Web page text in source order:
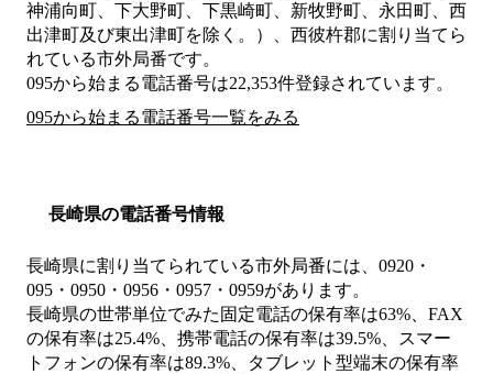
神浦向町、下大野町、下黒崎町、新牧野町、永田町、西
出津町及び東出津町を除く。）、西彼杵郡に割り当てら
れている市外局番です。
095から始まる電話番号は22,353件登録されています。
095から始まる電話番号一覧をみる
長崎県の電話番号情報
長崎県に割り当てられている市外局番には、0920・
095・0950・0956・0957・0959があります。
長崎県の世帯単位でみた固定電話の保有率は63%、FAX
の保有率は25.4%、携帯電話の保有率は39.5%、スマー
トフォンの保有率は89.3%、タブレット型端末の保有率